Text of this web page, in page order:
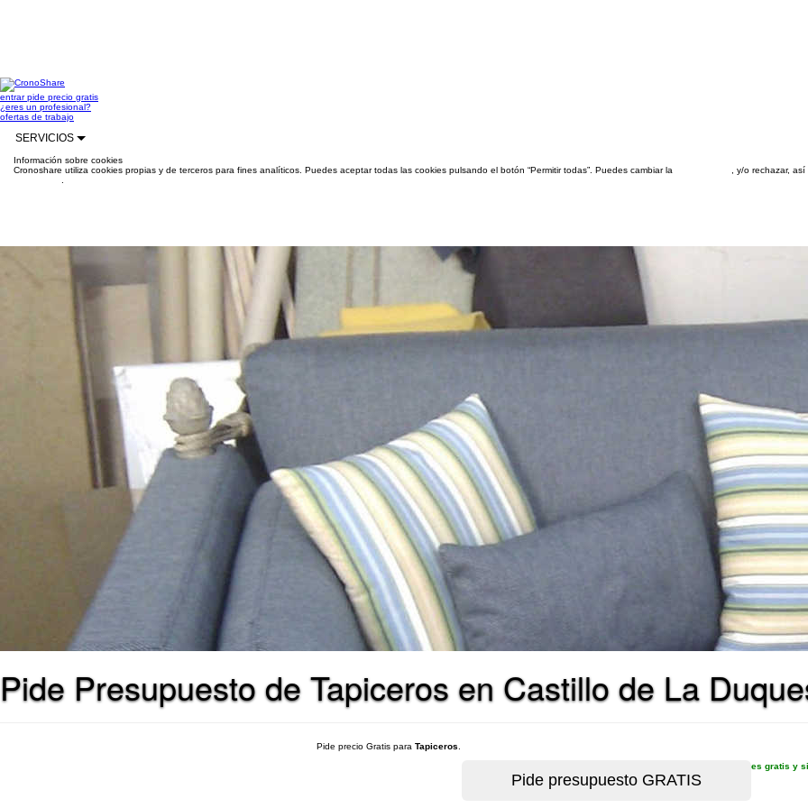
entrarpide precio gratis
¿eres un profesional?
ofertas de trabajo
SERVICIOS
Información sobre cookies
Cronoshare utiliza cookies propias y de terceros para fines analíticos. Puedes aceptar todas las cookies pulsando el botón “Permitir todas”. Puedes cambiar la
, y/o rechazar,
Pide Presupuesto de Tapiceros en Castillo de La
Pide precio Gratis para Tapiceros
es gratis y